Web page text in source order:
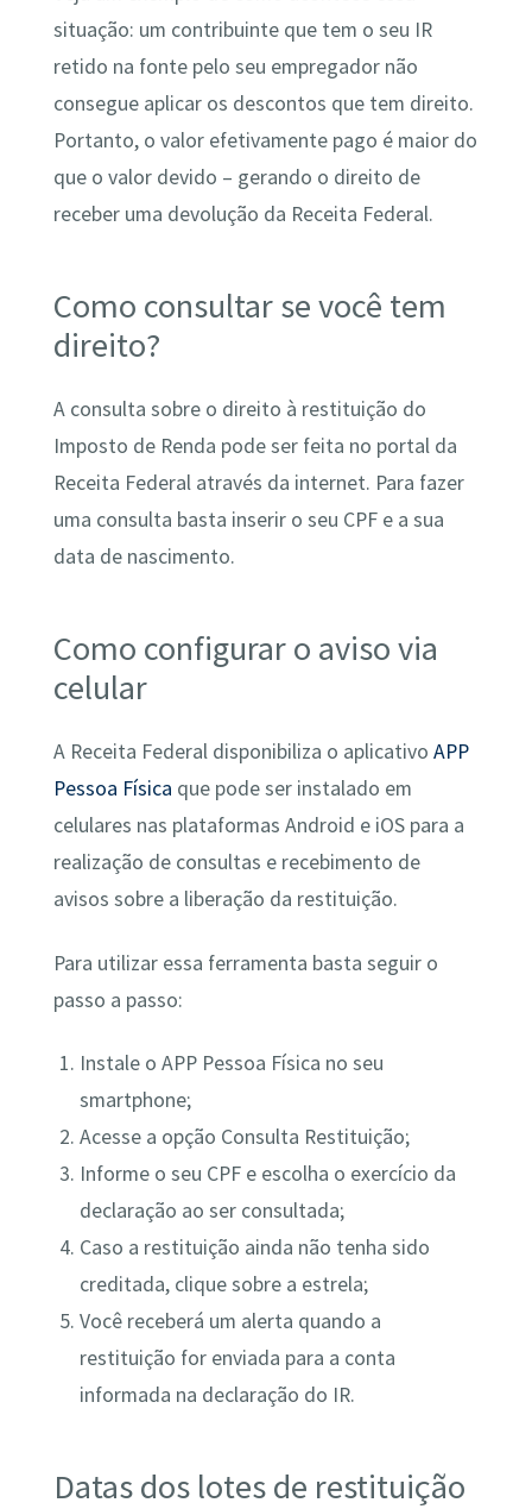
situação: um contribuinte que tem o seu IR
retido na fonte pelo seu empregador não
consegue aplicar os descontos que tem direito.
Portanto, o valor efetivamente pago é maior do
que o valor devido – gerando o direito de
receber uma devolução da Receita Federal.
Como consultar se você tem
direito?
A consulta sobre o direito à restituição do
Imposto de Renda pode ser feita no portal da
Receita Federal através da internet. Para fazer
uma consulta basta inserir o seu CPF e a sua
data de nascimento.
Como configurar o aviso via
celular
A Receita Federal disponibiliza o aplicativo APP
Pessoa Física que pode ser instalado em
celulares nas plataformas Android e iOS para a
realização de consultas e recebimento de
avisos sobre a liberação da restituição.
Para utilizar essa ferramenta basta seguir o
passo a passo:
Instale o APP Pessoa Física no seu
smartphone;
Acesse a opção Consulta Restituição;
Informe o seu CPF e escolha o exercício da
declaração ao ser consultada;
Caso a restituição ainda não tenha sido
creditada, clique sobre a estrela;
Você receberá um alerta quando a
restituição for enviada para a conta
informada na declaração do IR.
Datas dos lotes de restituição